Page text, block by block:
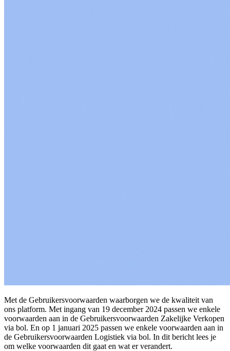
Met de Gebruikersvoorwaarden waarborgen we de kwaliteit van
ons platform. Met ingang van 19 december 2024 passen we enkele
voorwaarden aan in de Gebruikersvoorwaarden Zakelijke Verkopen
via bol. En op 1 januari 2025 passen we enkele voorwaarden aan in
de Gebruikersvoorwaarden Logistiek via bol. In dit bericht lees je
om welke voorwaarden dit gaat en wat er verandert.